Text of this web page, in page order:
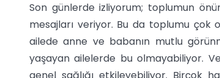
Son günlerde izliyorum; toplumun
mesajları veriyor. Bu da toplumu çok
ailede anne ve babanın mutlu
yaşayan ailelerde bu olmayabiliyor.